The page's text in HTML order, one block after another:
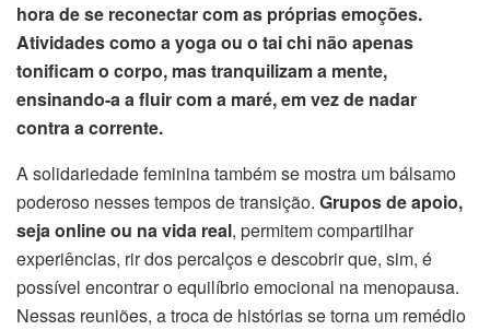
hora de se reconectar com as próprias emoções.
Atividades como a yoga ou o tai chi não apenas
tonificam o corpo, mas tranquilizam a mente,
ensinando-a a fluir com a maré, em vez de nadar
contra a corrente.
A solidariedade feminina também se mostra um bálsamo
poderoso nesses tempos de transição. Grupos de apoio,
seja online ou na vida real, permitem compartilhar
experiências, rir dos percalços e descobrir que, sim, é
possível encontrar o equilíbrio emocional na menopausa.
Nessas reuniões, a troca de histórias se torna um remédio